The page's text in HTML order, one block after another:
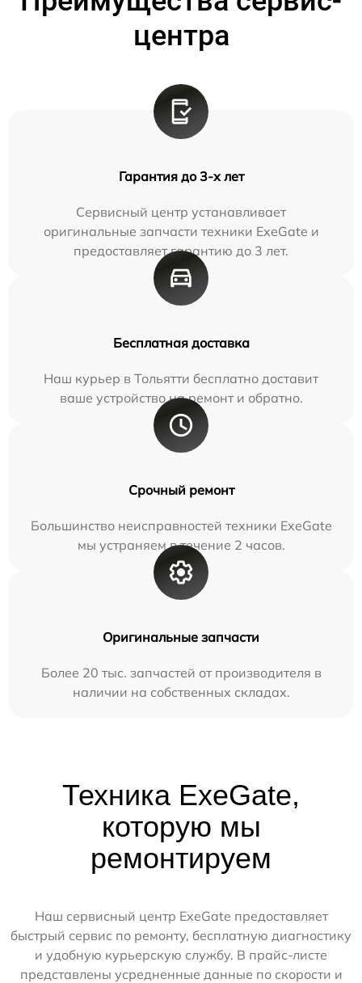
центра
Гарантия до 3-х лет
Сервисный центр устанавливает
оригинальные запчасти техники ExeGate и
предоставляет гарантию до 3 лет.
Бесплатная доставка
Наш курьер в Тольятти бесплатно доставит
ваше устройство на ремонт и обратно.
Срочный ремонт
Большинство неисправностей техники ExeGate
мы устраняем в течение 2 часов.
Оригинальные запчасти
Более 20 тыс. запчастей от производителя в
наличии на собственных складах.
Техника ExeGate,
которую мы
ремонтируем
Наш сервисный центр ExeGate предоставляет
быстрый сервис по ремонту, бесплатную диагностику
и удобную курьерскую службу. В прайс-листе
представлены усредненные данные по скорости и